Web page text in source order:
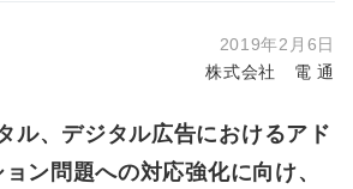
2019年2月6日
株式会社 電 通
ル、デジタル広告におけるアド
ン問題への対応強化に向け、